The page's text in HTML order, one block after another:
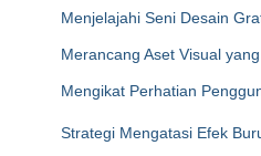
Menjelajahi Seni Desain
Merancang Aset Visual
Mengikat Perhatian
Strategi Mengatasi Efek